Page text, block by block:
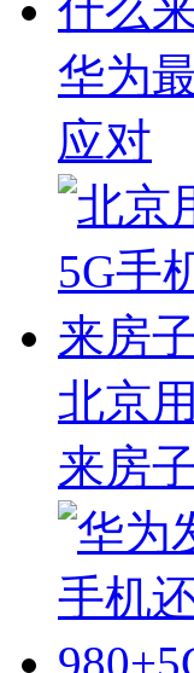
华为
应对
北京
来房